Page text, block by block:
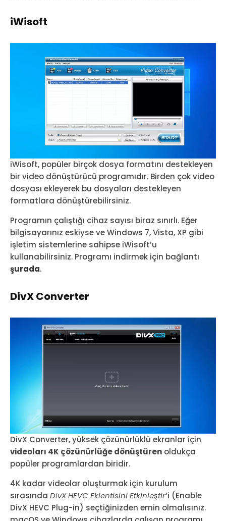
iWisoft
iWisoft, popüler birçok dosya formatını destekleyen
bir video dönüştürücü programıdır. Birden çok video
dosyası ekleyerek bu dosyaları destekleyen
formatlara dönüştürebilirsiniz.
Programın çalıştığı cihaz sayısı biraz sınırlı. Eğer
bilgisayarınız eskiyse ve Windows 7, Vista, XP gibi
işletim sistemlerine sahipse iWisoft’u
kullanabilirsiniz. Programı indirmek için bağlantı
şurada.
DivX Converter
DivX Converter, yüksek çözünürlüklü ekranlar için
videoları 4K çözünürlüğe dönüştüren oldukça
popüler programlardan biridir.
4K kadar videolar oluşturmak için kurulum
sırasında DivX HEVC Eklentisini Etkinleştir‘i (Enable
DivX HEVC Plug-in) seçtiğinizden emin olmalısınız.